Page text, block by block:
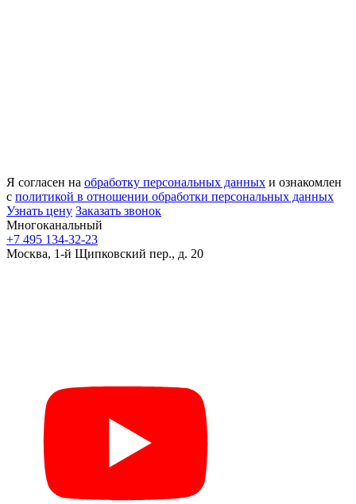
Я согласен на обработку персональных данных и ознакомлен
с политикой в отношении обработки персональных данных
Узнать цену Заказать звонок
Многоканальный
+7 495 134-32-23
Москва, 1-й Щипковский пер., д. 20